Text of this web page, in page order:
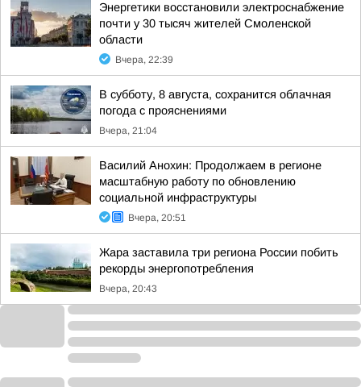
Энергетики восстановили электроснабжение
почти у 30 тысяч жителей Смоленской
области
Вчера, 22:39
В субботу, 8 августа, сохранится облачная
погода с прояснениями
Вчера, 21:04
Василий Анохин: Продолжаем в регионе
масштабную работу по обновлению
социальной инфраструктуры
Вчера, 20:51
Жара заставила три региона России побить
рекорды энергопотребления
Вчера, 20:43